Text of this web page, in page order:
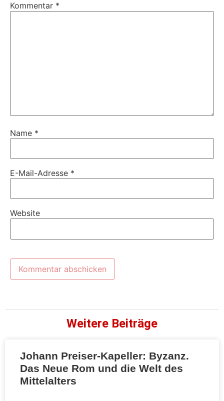
Kommentar *
Name *
E-Mail-Adresse *
Website
Weitere Beiträge
Johann Preiser-Kapeller: Byzanz.
Das Neue Rom und die Welt des
Mittelalters